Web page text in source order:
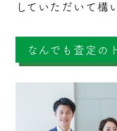
していただいて構
なんでも査定の